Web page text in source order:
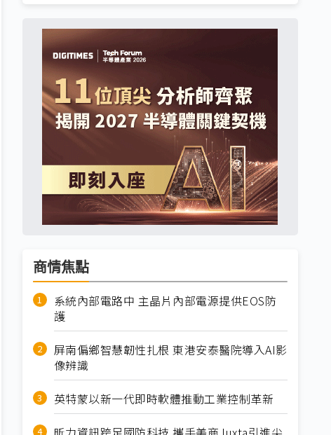
商情焦點
系統內部電路中 主晶片內部電源提供EOS防
護
屏南偏鄉智慧韌性扎根 東港安泰醫院導入AI影
像辨識
英特蒙以新一代即時軟體推動工業控制革新